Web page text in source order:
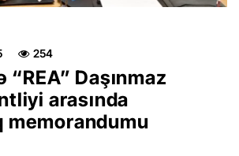
254
Daşınmaz
arasında
memorandumu